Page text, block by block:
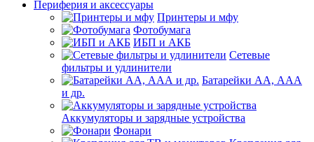
Периферия и аксессуары
Принтеры и мфу
Фотобумага
ИБП и АКБ
Сетевые
фильтры и удлинители
Батарейки АА, ААА
и др.
Аккумуляторы и зарядные устройства
Фонари